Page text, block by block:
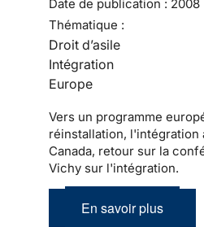
Date de publication : 2008
Thématique :
Droit d’asile
Intégration
Europe
Vers un programme
réinstallation, l'intégration
Canada, retour sur la
Vichy sur l'intégration.
En savoir plus